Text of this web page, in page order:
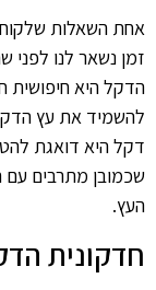
אחת השאלות
זמן נשאר לנו לפני
הדקל היא חיפושית
להשמיד את עץ
שכמובן מתרבים עם
העץ.
חדקונית